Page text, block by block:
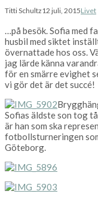
Titti Schultz12 juli, 2015Livet
…på besök. Sofia med
husbil med siktet
övernattade hos oss.
jag lärde känna
för en smärre evighet
vi gör det är det succé!
Sofias äldste son tog
är han som ska
fotbollsturneringen
Göteborg.